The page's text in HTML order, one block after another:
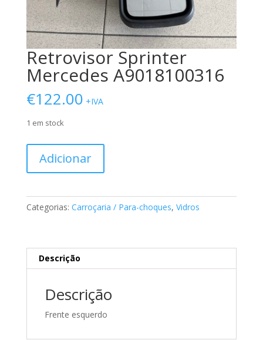
Retrovisor Sprinter
Mercedes A9018100316
€122.00 +IVA
1 em stock
Retrovisor
Mercedes
Adicionar
Categorias: Carroçaria / Para-choques, Vidros
Descrição
Descrição
Frente esquerdo